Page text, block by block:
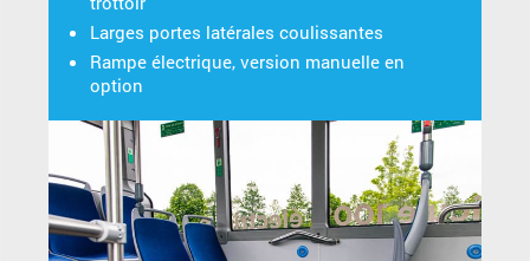
Larges portes latérales coulissantes
Rampe électrique, version manuelle en
option